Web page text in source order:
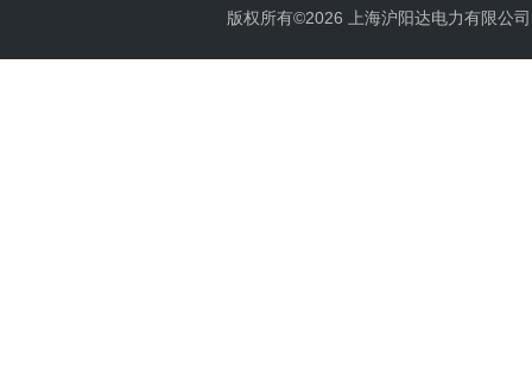
版权所有©2026 上海沪阳达电力有限公